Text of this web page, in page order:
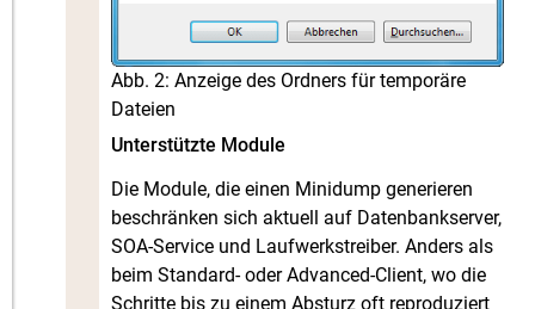
Abb. 2: Anzeige des Ordners für temporäre
Dateien
Unterstützte Module
Die Module, die einen Minidump generieren
beschränken sich aktuell auf Datenbankserver,
SOA-Service und Laufwerkstreiber. Anders als
beim Standard- oder Advanced-Client, wo die
Schritte bis zu einem Absturz oft reproduziert